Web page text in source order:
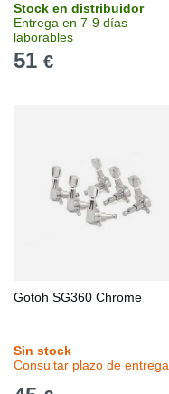
Stock en distribuidor
Entrega en 7-9 días
laborables
51 €
Gotoh SG360 Chrome
Sin stock
Consultar plazo de entrega